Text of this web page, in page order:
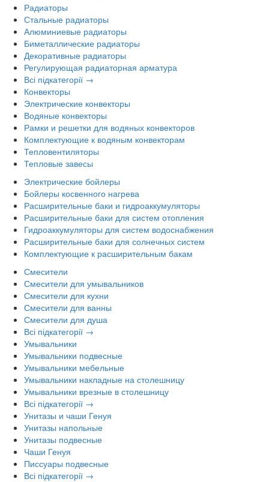
Радиаторы
Стальные радиаторы
Алюминиевые радиаторы
Биметаллические радиаторы
Декоративные радиаторы
Регулирующая радиаторная арматура
Всі підкатегорії →
Конвекторы
Электрические конвекторы
Водяные конвекторы
Рамки и решетки для водяных конвекторов
Комплектующие к водяным конвекторам
Тепловентиляторы
Тепловые завесы
Электрические бойлеры
Бойлеры косвенного нагрева
Расширительные баки и гидроаккумуляторы
Расширительные баки для систем отопления
Гидроаккумуляторы для систем водоснабжения
Расширительные баки для солнечных систем
Комплектующие к расширительным бакам
Смесители
Смесители для умывальников
Смесители для кухни
Смесители для ванны
Смесители для душа
Всі підкатегорії →
Умывальники
Умывальники подвесные
Умывальники мебельные
Умывальники накладные на столешницу
Умывальники врезные в столешницу
Всі підкатегорії →
Унитазы и чаши Генуя
Унитазы напольные
Унитазы подвесные
Чаши Генуя
Писсуары подвесные
Всі підкатегорії →